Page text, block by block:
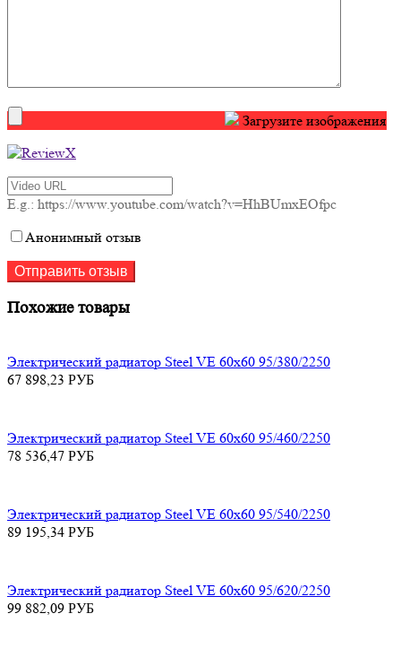
Загрузите изображения
E.g.: https://www.youtube.com/watch?v=HhBUmxEOfpc
Анонимный отзыв
Похожие товары
Электрический радиатор Steel VE 60х60 95/380/2250
67 898,23 РУБ
Электрический радиатор Steel VE 60х60 95/460/2250
78 536,47 РУБ
Электрический радиатор Steel VE 60х60 95/540/2250
89 195,34 РУБ
Электрический радиатор Steel VE 60х60 95/620/2250
99 882,09 РУБ